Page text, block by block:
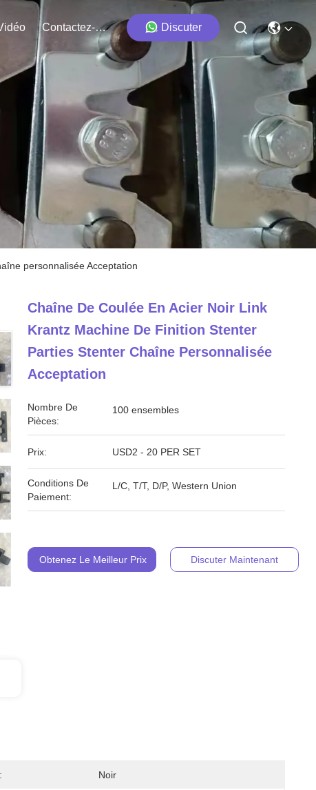
Contactez-Nous Discuter
personnalisée Acceptation
Chaîne De Coulée En Acier Noir Link
Krantz Machine De Finition Stenter
Parties Stenter Chaîne Personnalisée
Acceptation
Nombre De
Pièces:
100 ensembles
Prix: USD2 - 20 PER SET
Conditions De
Paiement:
L/C, T/T, D/P, Western Union
Obtenez Le Meilleur Prix Discuter Maintenant
Noir